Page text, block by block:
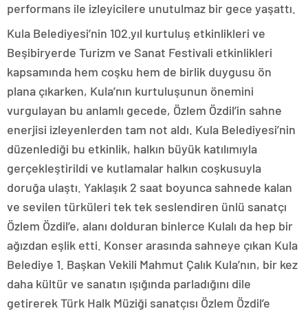
performans ile izleyicilere unutulmaz bir gece yaşattı.
Kula Belediyesi’nin 102.yıl kurtuluş etkinlikleri ve
Beşibiryerde Turizm ve Sanat Festivali etkinlikleri
kapsamında hem coşku hem de birlik duygusu ön
plana çıkarken, Kula’nın kurtuluşunun önemini
vurgulayan bu anlamlı gecede, Özlem Özdil’in sahne
enerjisi izleyenlerden tam not aldı. Kula Belediyesi’nin
düzenlediği bu etkinlik, halkın büyük katılımıyla
gerçekleştirildi ve kutlamalar halkın coşkusuyla
doruğa ulaştı. Yaklaşık 2 saat boyunca sahnede kalan
ve sevilen türküleri tek tek seslendiren ünlü sanatçı
Özlem Özdil’e, alanı dolduran binlerce Kulalı da hep bir
ağızdan eşlik etti. Konser arasında sahneye çıkan Kula
Belediye 1. Başkan Vekili Mahmut Çalık Kula’nın, bir kez
daha kültür ve sanatın ışığında parladığını dile
getirerek Türk Halk Müziği sanatçısı Özlem Özdil’e